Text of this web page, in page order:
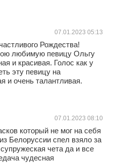
07.01.2023 05:13
Рождества!
любимую певицу Ольгу
и красивая. Голос как у
эту певицу на
и очень талантливая.
07.01.2023 08:10
который не мог на себя
Белоруссии спел взяло за
чета да и все
чудесная